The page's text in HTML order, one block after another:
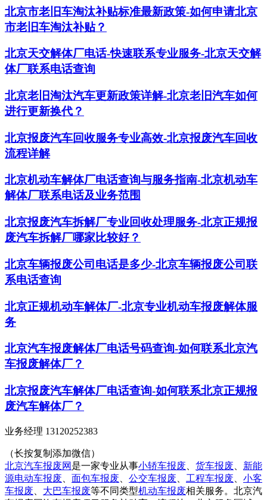
北京市老旧车淘汰补贴标准最新政策-如何申请北京
市老旧车淘汰补贴？
北京天交解体厂电话-快速联系专业服务-北京天交解
体厂联系电话查询
北京老旧淘汰汽车更新政策详解-北京老旧汽车如何
进行更新换代？
北京报废汽车回收服务专业高效-北京报废汽车回收
流程详解
北京机动车解体厂电话查询与服务指南-北京机动车
解体厂联系电话及业务范围
北京报废汽车拆解厂专业回收处理服务-北京正规报
废汽车拆解厂哪家比较好？
北京车辆报废公司电话是多少-北京车辆报废公司联
系电话查询
北京正规机动车解体厂-北京专业机动车报废解体服
务
北京汽车报废解体厂电话号码查询-如何联系北京汽
车报废解体厂？
北京报废汽车解体厂电话查询-如何联系北京正规报
废汽车解体厂？
业务经理 13120252383
（长按复制添加微信）
北京汽车报废网 是一家专业从事小轿车报废 货车报废
新能
源电动车报废
面包车报废 公交车报废 工程车报废
小客
车报废
大巴车报废等不同类型机动车报废相关服务。北京汽